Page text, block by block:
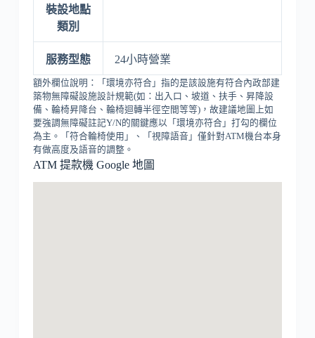
裝設地點
類別
服務型態 24小時營業
額外欄位說明：「環境亦符合」指的是該設施有符合內政部建
築物無障礙設施設計規範(如：出入口、坡道、扶手、昇降設
備、輪椅昇降台、輪椅迴轉半徑空間等等)，故建議地圖上如
要強調無障礙註記Y/N的關鍵應以「環境亦符合」打勾的欄位
為主。「符合輪椅使用」、「視障語音」僅針對ATM機台本身
有做高度及語音的調整。
ATM 提款機 Google 地圖